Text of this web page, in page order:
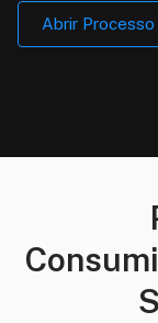
Abrir Processo